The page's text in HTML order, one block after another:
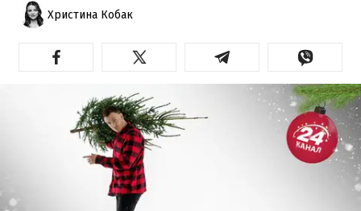
Христина Кобак